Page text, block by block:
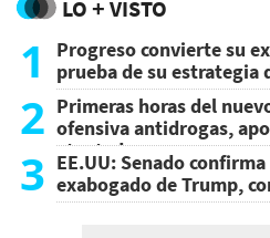
LO + VISTO
1
Progreso convierte su
prueba de su estrategia
2 Primeras horas del
ofensiva antidrogas,
atentado
3 EE.UU: Senado
exabogado de Trump,